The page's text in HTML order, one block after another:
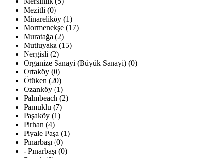
Mezitli (0)
Minareliköy (1)
Mormenekşe (17)
Muratağa (2)
Mutluyaka (15)
Nergisli (2)
Organize Sanayi (Büyük Sanayi) (0)
Ortaköy (0)
Ötüken (20)
Ozanköy (1)
Palmbeach (2)
Pamuklu (7)
Paşaköy (1)
Pirhan (4)
Piyale Paşa (1)
Pınarbaşı (0)
- Pınarbaşı (0)